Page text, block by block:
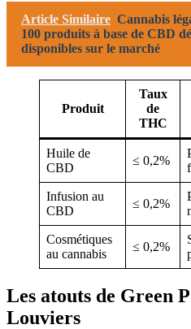
Article Similaire Cannabis
100 produits à base de CBD
disponibles sur le marché
Produit
Taux
de
THC
Huile de
CBD
≤ 0,2%
Infusion au
CBD
≤ 0,2%
Cosmétiques
au cannabis
≤ 0,2%
Les atouts de Green
Louviers